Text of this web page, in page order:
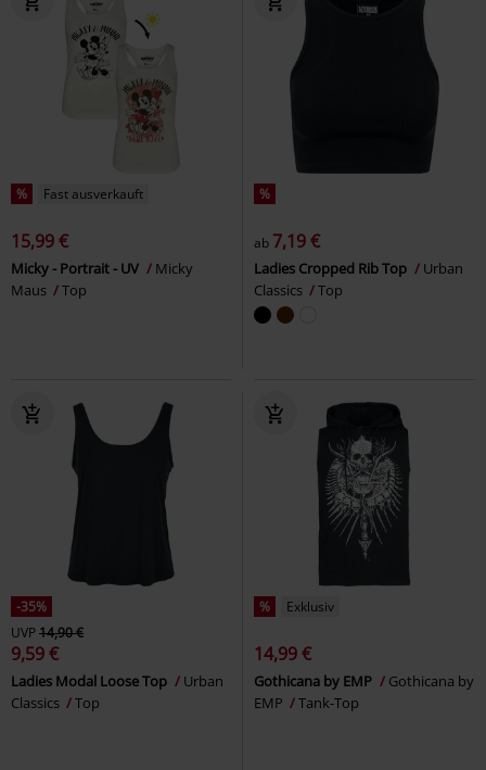
% Fast ausverkauft
15,99 €
Micky - Portrait - UV
Micky
Maus
Top
%
ab 7,19 €
Ladies Cropped Rib Top
Urban
Classics
Top
-35%
UVP14,90 €
9,59 €
Ladies Modal Loose Top
Urban
Classics
Top
% Exklusiv
14,99 €
Gothicana by EMP
Gothicana by
EMP
Tank-Top